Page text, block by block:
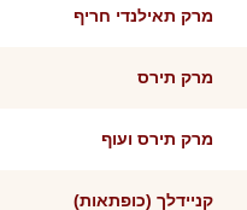
מרק תאילנדי חריף
מרק תירס
מרק תירס ועוף
קניידלך (כופתאות)